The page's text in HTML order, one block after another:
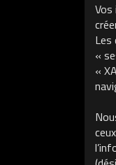
Les
«
«